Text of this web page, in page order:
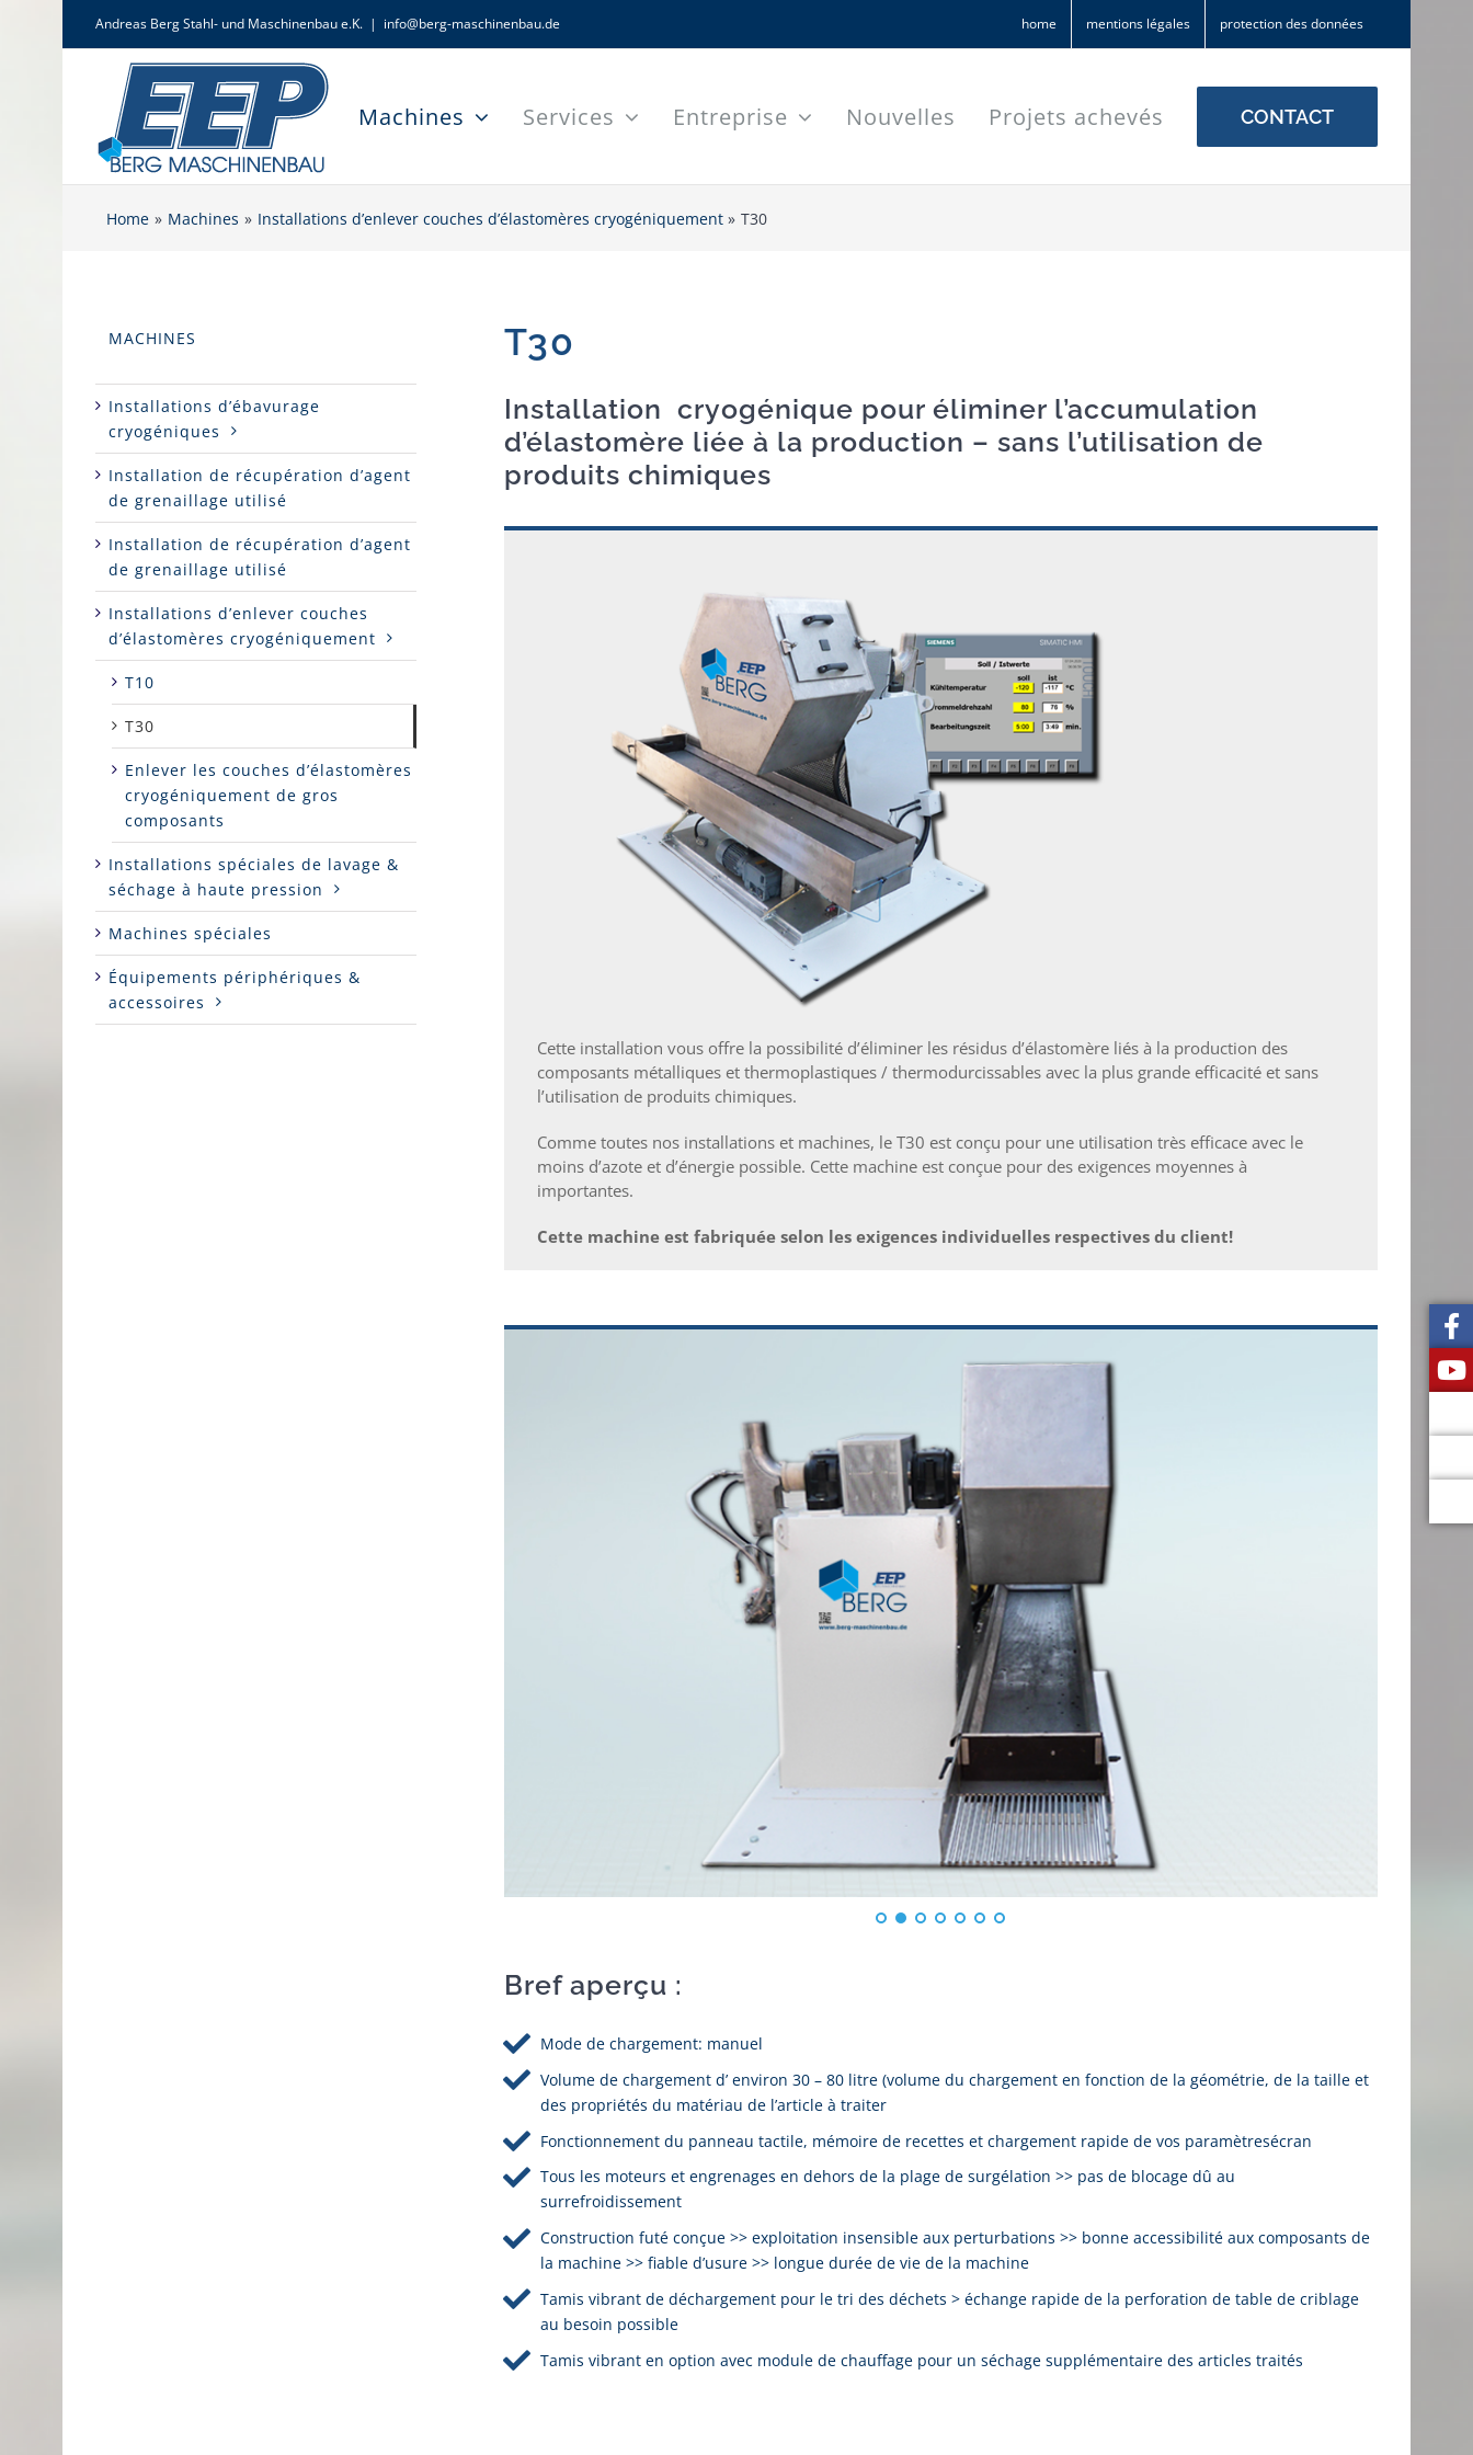
Andreas Berg Stahl- und Maschinenbau e.K. | info@berg-maschinenbau.de home mentions légales protection des données
Machines Services Entreprise Nouvelles Projets achevés CONTACT
Home Machines Installations d’enlever couches d’élastomères cryogéniquement T30
T30
Installation cryogénique pour éliminer l’accumulation
d’élastomère liée à la production – sans l’utilisation de
produits chimiques
Cette installation vous offre la possibilité d’éliminer les résidus d’élastomère liés à la production des
composants métalliques et thermoplastiques / thermodurcissables avec la plus grande efficacité et sans
l’utilisation de produits chimiques.
Comme toutes nos installations et machines, le T30 est conçu pour une utilisation très efficace avec le
moins d’azote et d’énergie possible. Cette machine est conçue pour des exigences moyennes à
importantes.
Cette machine est fabriquée selon les exigences individuelles respectives du client!
Bref aperçu :
Mode de chargement: manuel
Volume de chargement d’ environ 30 – 80 litre (volume du chargement en fonction de la géométrie, de la taille et
des propriétés du matériau de l’article à traiter
Fonctionnement du panneau tactile, mémoire de recettes et chargement rapide de vos paramètresécran
Tous les moteurs et engrenages en dehors de la plage de surgélation >> pas de blocage dû au
surrefroidissement
Construction futé conçue >> exploitation insensible aux perturbations >> bonne accessibilité aux composants de
la machine >> fiable d’usure >> longue durée de vie de la machine
Tamis vibrant de déchargement pour le tri des déchets > échange rapide de la perforation de table de criblage
au besoin possible
Tamis vibrant en option avec module de chauffage pour un séchage supplémentaire des articles traités
MACHINES
Installations d’ébavurage
cryogéniques
Installation de récupération d’agent
de grenaillage utilisé
Installation de récupération d’agent
de grenaillage utilisé
Installations d’enlever couches
d’élastomères cryogéniquement
T10
T30
Enlever les couches d’élastomères
cryogéniquement de gros
composants
Installations spéciales de lavage &
séchage à haute pression
Machines spéciales
Équipements périphériques &
accessoires